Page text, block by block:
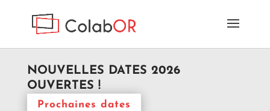
NOUVELLES DATES 2026
OUVERTES !
Prochaines dates